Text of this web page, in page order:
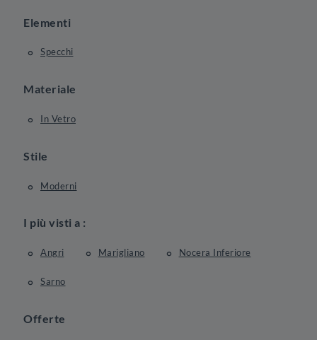
Elementi
Specchi
Materiale
In Vetro
Stile
Moderni
I più visti a :
Angri Marigliano Nocera Inferiore
Sarno
Offerte